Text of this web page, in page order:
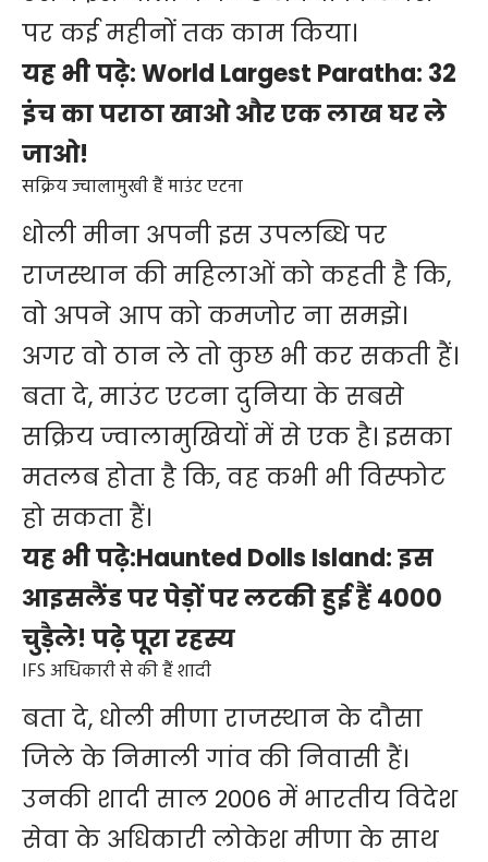
पर कई महीनों तक काम किया।
यह भी पढ़े:World Largest Paratha: 32
इंच का पराठा खाओ और एक लाख घर ले
जाओ!
सक्रिय ज्वालामुखी हैं माउंट एटना
धोली मीना अपनी इस उपलब्धि पर
राजस्थान की महिलाओं को कहती है कि,
वो अपने आप को कमजोर ना समझे।
अगर वो ठान ले तो कुछ भी कर सकती हैं।
बता दे, माउंट एटना दुनिया के सबसे
सक्रिय ज्वालामुखियों में से एक है। इसका
मतलब होता है कि, वह कभी भी विस्फोट
हो सकता हैं।
यह भी पढ़े:Haunted Dolls Island: इस
आइसलैंड पर पेड़ों पर लटकी हुई हैं 4000
चुड़ैले! पढ़े पूरा रहस्य
IFS अधिकारी से की हैं शादी
बता दे, धोली मीणा राजस्थान के दौसा
जिले के निमाली गांव की निवासी हैं।
उनकी शादी साल 2006 में भारतीय विदेश
सेवा के अधिकारी लोकेश मीणा के साथ